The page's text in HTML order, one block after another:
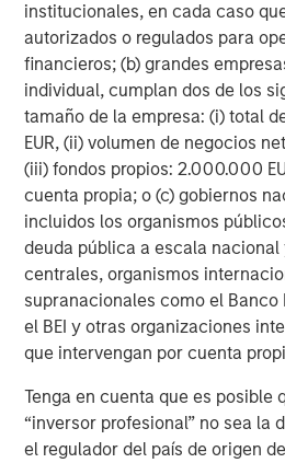
institucionales, en cada caso
autorizados o regulados para
financieros; (b) grandes
individual, cumplan dos de los
tamaño de la empresa: (i) total
EUR, (ii) volumen de negocios
(iii) fondos propios: 2.000.000
cuenta propia; o (c) gobiernos
incluidos los organismos
deuda pública a escala nacional
centrales, organismos
supranacionales como el Banco
el BEI y otras organizaciones
que intervengan por cuenta
Tenga en cuenta que es posible
“inversor profesional” no sea la
el regulador del país de origen
insuficiente del proceso de
de ciberseguridad puede
Nuevas tecnologías disruptivas
La IA está redefiniendo la
inteligencia artificial generativa
de entrada para los atacantes.
resultan más convincentes, la
vulnerabilidades puede
actividad maliciosa puede
rapidez y sofisticación. Por otro
habilitadas por IA pueden
tiempo necesario para detectar
amenazas. La investigación
ciberseguridad registran costes
inferiores y una contención más
nuestro juicio, las compañías